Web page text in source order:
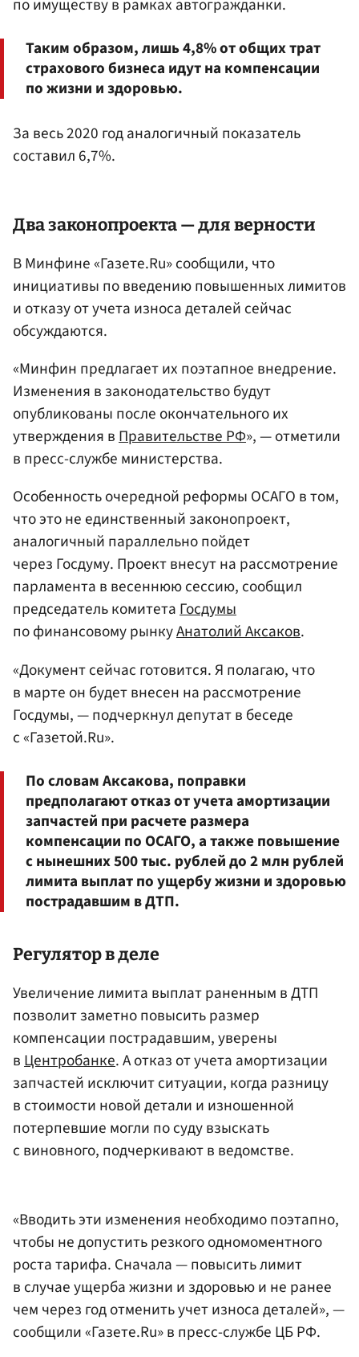
по имуществу в рамках автогражданки.
Таким образом, лишь 4,8% от общих трат
страхового бизнеса идут на компенсации
по жизни и здоровью.
За весь 2020 год аналогичный показатель
составил 6,7%.
Два законопроекта — для верности
В Минфине «Газете.Ru» сообщили, что
инициативы по введению повышенных лимитов
и отказу от учета износа деталей сейчас
обсуждаются.
«Минфин предлагает их поэтапное внедрение.
Изменения в законодательство будут
опубликованы после окончательного их
утверждения вПравительстве РФ», — отметили
в пресс-службе министерства.
Особенность очередной реформы ОСАГО в том,
что это не единственный законопроект,
аналогичный параллельно пойдет
через Госдуму. Проект внесут на рассмотрение
парламента в весеннюю сессию, сообщил
председатель комитетаГосдумы
по финансовому рынкуАнатолий Аксаков.
«Документ сейчас готовится. Я полагаю, что
в марте он будет внесен на рассмотрение
Госдумы, — подчеркнул депутат в беседе
с «Газетой.Ru».
По словам Аксакова, поправки
предполагают отказ от учета амортизации
запчастей при расчете размера
компенсации по ОСАГО, а также повышение
с нынешних 500 тыс. рублей до 2 млн рублей
лимита выплат по ущербу жизни и здоровью
пострадавшим в ДТП.
Регулятор в деле
Увеличение лимита выплат раненным в ДТП
позволит заметно повысить размер
компенсации пострадавшим, уверены
вЦентробанке. А отказ от учета амортизации
запчастей исключит ситуации, когда разницу
в стоимости новой детали и изношенной
потерпевшие могли по суду взыскать
с виновного, подчеркивают в ведомстве.
«Вводить эти изменения необходимо поэтапно,
чтобы не допустить резкого одномоментного
роста тарифа. Сначала — повысить лимит
в случае ущерба жизни и здоровью и не ранее
чем через год отменить учет износа деталей», —
сообщили «Газете.Ru» в пресс-службе ЦБ РФ.